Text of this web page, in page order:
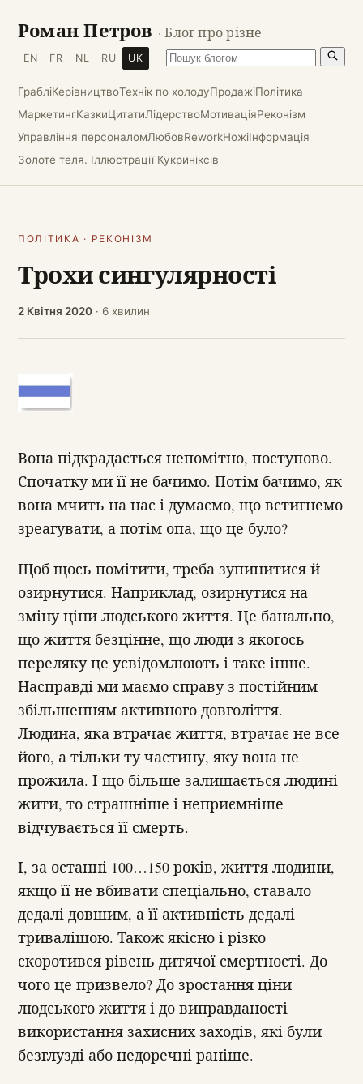
Роман Петров · Блог про різне
EN FR NL RU UK
ГрабліКерівництвоТехнік по холодуПродажіПолітика
МаркетингКазкиЦитатиЛідерствоМотиваціяРеконізм
Управління персоналомЛюбовReworkНожіІнформація
Золоте теля. Іллюстрації Кукриніксів
ПОЛІТИКА · РЕКОНІЗМ
Трохи сингулярності
2 Квітня 2020 · 6 хвилин
Вона підкрадається непомітно, поступово.
Спочатку ми її не бачимо. Потім бачимо, як
вона мчить на нас і думаємо, що встигнемо
зреагувати, а потім опа, що це було?
Щоб щось помітити, треба зупинитися й
озирнутися. Наприклад, озирнутися на
зміну ціни людського життя. Це банально,
що життя безцінне, що люди з якогось
переляку це усвідомлюють і таке інше.
Насправді ми маємо справу з постійним
збільшенням активного довголіття.
Людина, яка втрачає життя, втрачає не все
його, а тільки ту частину, яку вона не
прожила. І що більше залишається людині
жити, то страшніше і неприємніше
відчувається її смерть.
І, за останні 100…150 років, життя людини,
якщо її не вбивати спеціально, ставало
дедалі довшим, а її активність дедалі
тривалішою. Також якісно і різко
скоротився рівень дитячої смертності. До
чого це призвело? До зростання ціни
людського життя і до виправданості
використання захисних заходів, які були
безглузді або недоречні раніше.